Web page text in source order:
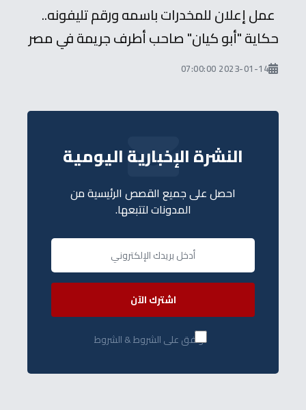
عمل إعلان للمخدرات باسمه ورقم تليفونه..
حكاية "أبو كيان" صاحب أطرف جريمة في مصر
2023-01-14 07:00:00
النشرة الإخبارية اليومية
احصل على جميع القصص الرئيسية من
المدونات لتتبعها.
اشترك الآن
أوافق على الشروط & الشروط